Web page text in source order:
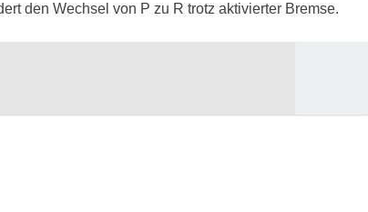
den Wechsel von P zu R trotz aktivierter Bremse.